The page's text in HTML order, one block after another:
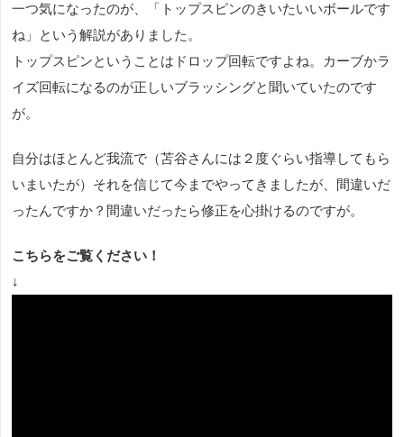
一つ気になったのが、「トップスピンのきいたいいボールです
ね」という解説がありました。
トップスピンということはドロップ回転ですよね。カーブかラ
イズ回転になるのが正しいブラッシングと聞いていたのです
が。
自分はほとんど我流で（苫谷さんには２度ぐらい指導してもら
いまいたが）それを信じて今までやってきましたが、間違いだ
ったんですか？間違いだったら修正を心掛けるのですが。
こちらをご覧ください！
↓